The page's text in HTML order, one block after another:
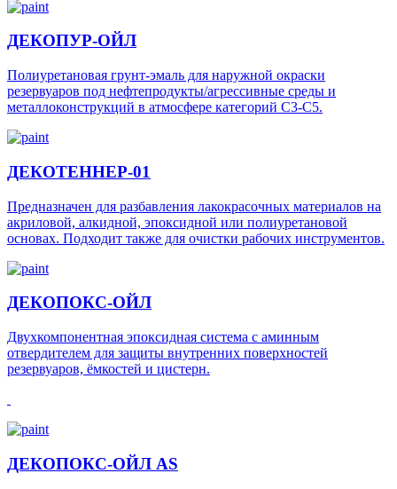
ДЕКОПУР-ОЙЛ
Полиуретановая грунт-эмаль для наружной окраски
резервуаров под нефтепродукты/агрессивные среды и
металлоконструкций в атмосфере категорий С3-С5.
ДЕКОТЕННЕР-01
Предназначен для разбавления лакокрасочных материалов на
акриловой, алкидной, эпоксидной или полиуретановой
основах. Подходит также для очистки рабочих инструментов.
ДЕКОПОКС-ОЙЛ
Двухкомпонентная эпоксидная система с аминным
отвердителем для защиты внутренних поверхностей
резервуаров, ёмкостей и цистерн.
ДЕКОПОКС-ОЙЛ AS